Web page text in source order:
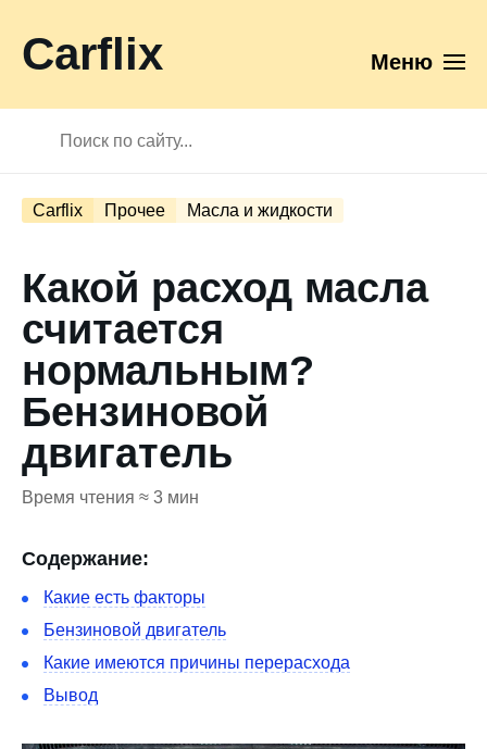
Carflix Меню
Carflix Прочее Масла и жидкости
Какой расход масла
считается
нормальным?
Бензиновой
двигатель
Время чтения ≈ 3 мин
Содержание:
Какие есть факторы
Бензиновой двигатель
Какие имеются причины перерасхода
Вывод